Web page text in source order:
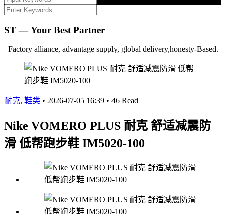
ST — Your Best Partner
Factory alliance, advantage supply, global delivery,honesty-Based.
耐克, 鞋类 • 2026-07-05 16:39 • 46 Read
Nike VOMERO PLUS 耐克 舒适减震防
滑 低帮跑步鞋 IM5020-100